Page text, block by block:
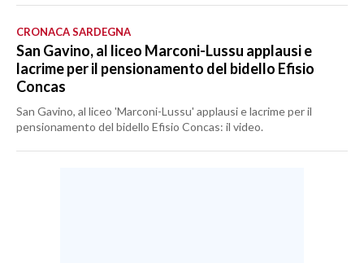
CRONACA SARDEGNA
San Gavino, al liceo Marconi-Lussu applausi e
lacrime per il pensionamento del bidello Efisio
Concas
San Gavino, al liceo 'Marconi-Lussu' applausi e lacrime per il
pensionamento del bidello Efisio Concas: il video.